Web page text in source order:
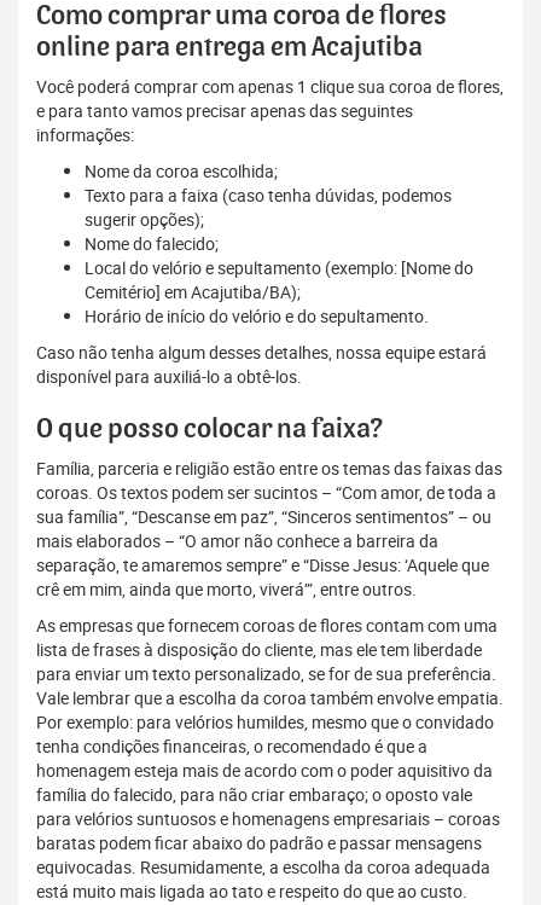
Como comprar uma coroa de flores
online para entrega em Acajutiba
Você poderá comprar com apenas 1 clique sua coroa de flores,
e para tanto vamos precisar apenas das seguintes
informações:
Nome da coroa escolhida;
Texto para a faixa (caso tenha dúvidas, podemos
sugerir opções);
Nome do falecido;
Local do velório e sepultamento (exemplo: [Nome do
Cemitério] em Acajutiba/BA);
Horário de início do velório e do sepultamento.
Caso não tenha algum desses detalhes, nossa equipe estará
disponível para auxiliá-lo a obtê-los.
O que posso colocar na faixa?
Família, parceria e religião estão entre os temas das faixas das
coroas. Os textos podem ser sucintos – “Com amor, de toda a
sua família”, “Descanse em paz”, “Sinceros sentimentos” – ou
mais elaborados – “O amor não conhece a barreira da
separação, te amaremos sempre” e “Disse Jesus: ‘Aquele que
crê em mim, ainda que morto, viverá’”, entre outros.
As empresas que fornecem coroas de flores contam com uma
lista de frases à disposição do cliente, mas ele tem liberdade
para enviar um texto personalizado, se for de sua preferência.
Vale lembrar que a escolha da coroa também envolve empatia.
Por exemplo: para velórios humildes, mesmo que o convidado
tenha condições financeiras, o recomendado é que a
homenagem esteja mais de acordo com o poder aquisitivo da
família do falecido, para não criar embaraço; o oposto vale
para velórios suntuosos e homenagens empresariais – coroas
baratas podem ficar abaixo do padrão e passar mensagens
equivocadas. Resumidamente, a escolha da coroa adequada
está muito mais ligada ao tato e respeito do que ao custo.